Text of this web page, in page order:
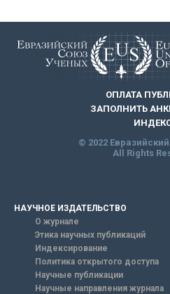
ОПЛАТА
ЗАПОЛНИТЬ
© 2022
All Rights
НАУЧНОЕ ИЗДАТЕЛЬСТВО
О журнале
Этика научных публикаций
Индексирование
Политика открытого доступа
Научные публикации
Научные направления журнала